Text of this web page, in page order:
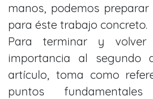
manos, podemos
para éste trabajo concreto.
Para terminar y
importancia al segundo
artículo, toma como
puntos